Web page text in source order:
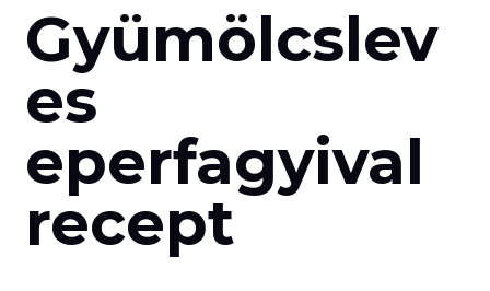
Gyümölcslev
es
eperfagyival
recept